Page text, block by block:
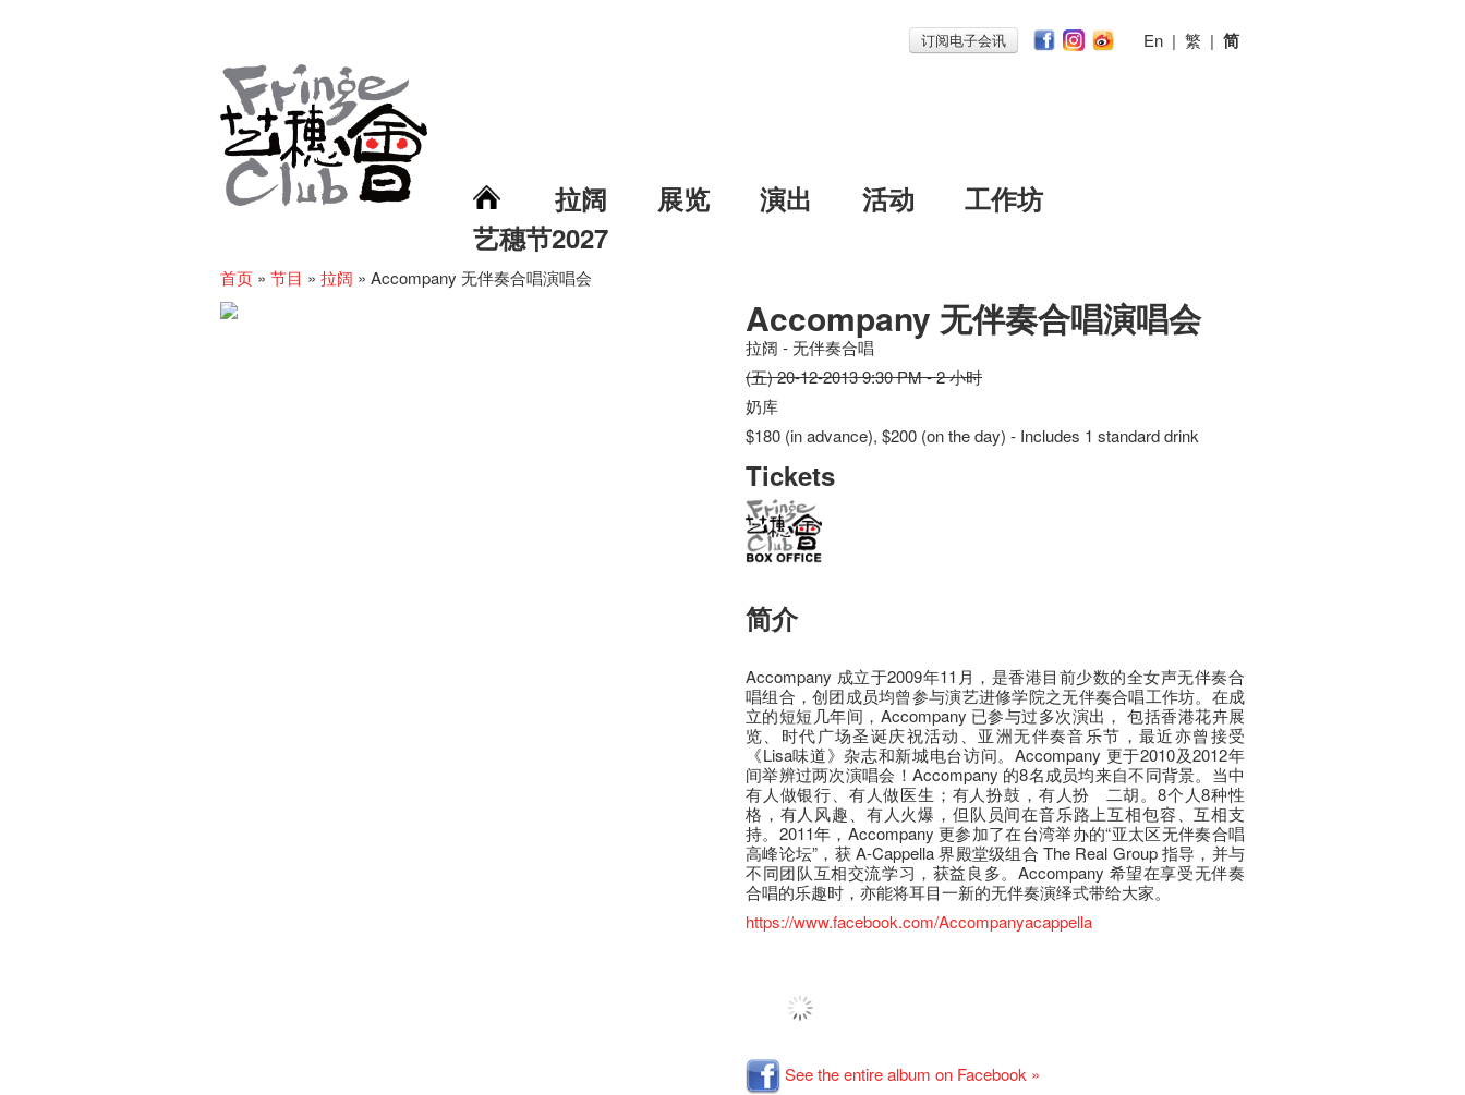
订阅电子会讯 En | 繁 | 简
拉阔 展览 演出 活动
工作坊
艺穗节2027
首页 » 节目 » 拉阔 » Accompany 无伴奏合唱演唱会
Accompany 无伴奏合唱演唱会
拉阔 - 无伴奏合唱
(五) 20-12-2013 9:30 PM - 2 小时
奶库
$180 (in advance), $200 (on the day) - Includes 1 standard drink
Tickets
简介
Accompany 成立于2009年11月，是香港目前少数的全女声无伴奏合
唱组合，创团成员均曾参与演艺进修学院之无伴奏合唱工作坊。在成
立的短短几年间，Accompany 已参与过多次演出， 包括香港花卉展
览、时代广场圣诞庆祝活动、亚洲无伴奏音乐节，最近亦曾接受
《Lisa味道》杂志和新城电台访问。Accompany 更于2010及2012年
间举辨过两次演唱会！Accompany 的8名成员均来自不同背景。当中
有人做银行、有人做医生；有人扮鼓，有人扮 二胡。8个人8种性
格，有人风趣、有人火爆，但队员间在音乐路上互相包容、互相支
持。2011年，Accompany 更参加了在台湾举办的“亚太区无伴奏合唱
高峰论坛”，获 A-Cappella 界殿堂级组合 The Real Group 指导，并与
不同团队互相交流学习，获益良多。Accompany 希望在享受无伴奏
合唱的乐趣时，亦能将耳目一新的无伴奏演绎式带给大家。
https://www.facebook.com/Accompanyacappella
See the entire album on Facebook »